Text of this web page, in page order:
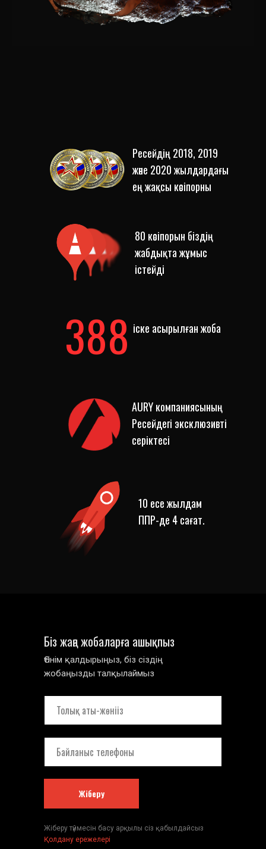
Ресейдің 2018, 2019
және 2020 жылдардағы
ең жақсы кәсіпорны
AURY компаниясының
Ресейдегі эксклюзивті
серіктесі
388 іске асырылған жоба
80 кәсіпорын біздің
жабдықта жұмыс
істейді
10 есе жылдам
ППР-де 4 сағат.
Жіберу
Жіберу түймесін басу арқылы сіз қабылдайсыз
Қолдану ережелері
Біз жаңа жобаларға ашықпыз
Өтінім қалдырыңыз, біз сіздің
жобаңызды талқылаймыз